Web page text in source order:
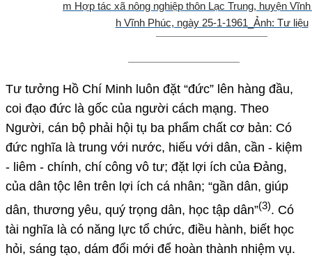
m Hợp tác xã nông nghiệp thôn Lạc Trung, huyện
h Vĩnh Phúc, ngày 25-1-1961_Ảnh: Tư liệu
Tư tưởng Hồ Chí Minh luôn đặt “đức” lên hàng đầu,
coi đạo đức là gốc của người cách mạng. Theo
Người, cán bộ phải hội tụ ba phẩm chất cơ bản: Có
đức nghĩa là trung với nước, hiếu với dân, cần - kiệm
- liêm - chính, chí công vô tư; đặt lợi ích của Đảng,
của dân tộc lên trên lợi ích cá nhân; “gần dân, giúp
dân, thương yêu, quý trọng dân, học tập dân”(3). Có
tài nghĩa là có năng lực tổ chức, điều hành, biết học
hỏi, sáng tạo, dám đổi mới để hoàn thành nhiệm vụ.